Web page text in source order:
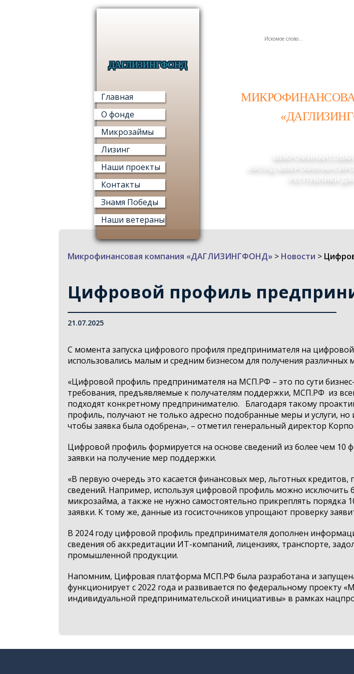
ДАГЛИЗИНГФОНД
Главная
О фонде
Микрозаймы
Лизинг
Наши проекты
Контакты
Знамя Победы
Наши ветераны
«ФОНД
РЕСПУБЛИКИ
Микрофинансовая компания «ДАГЛИЗИНГФОНД»> Новости >
Цифровой профиль
21.07.2025
С момента запуска цифрового профиля предпринимателя на
использовались малым и средним бизнесом для получения различных
«Цифровой профиль предпринимателя на МСП.РФ – это по сути
требования, предъявляемые к получателям поддержки, МСП.РФ из
подходят конкретному предпринимателю.
Благодаря такому
профиль, получают не только адресно подобранные меры и услуги,
чтобы заявка была одобрена», – отметил генеральный директор
Цифровой профиль формируется на основе сведений из более чем 10
заявки на получение мер поддержки.
«В первую очередь это касается финансовых мер, льготных
сведений. Например, используя цифровой профиль можно исключить
микрозайма, а также не нужно самостоятельно прикреплять порядка
заявки. К тому же, данные из госисточников упрощают проверку
В 2024 году цифровой профиль предпринимателя дополнен
сведения об аккредитации ИТ-компаний, лицензиях, транспорте,
промышленной продукции.
Напомним, Цифровая платформа МСП.РФ была разработана и
функционирует с 2022 года и развивается по федеральному проекту
индивидуальной предпринимательской инициативы» в рамках